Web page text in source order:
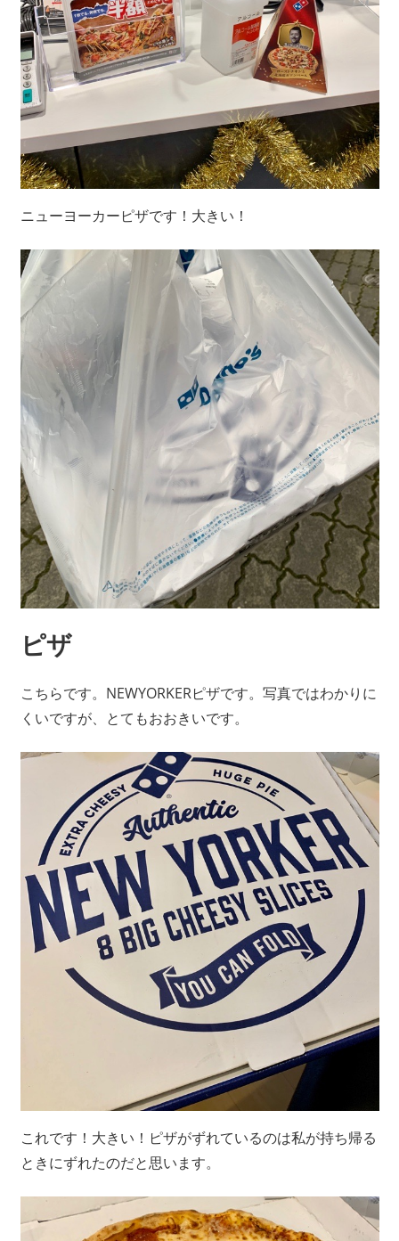
ニューヨーカーピザです！大きい！
ピザ
こちらです。NEWYORKERピザです。写真ではわかりに
くいですが、とてもおおきいです。
これです！大きい！ピザがずれているのは私が持ち帰る
ときにずれたのだと思います。